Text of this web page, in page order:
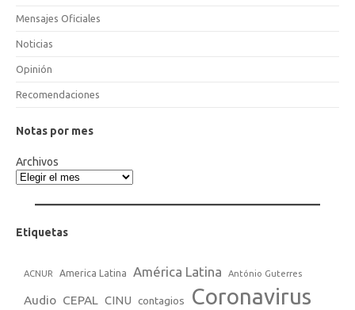
Mensajes Oficiales
Noticias
Opinión
Recomendaciones
Notas por mes
Archivos
Etiquetas
ACNUR America Latina América Latina António Guterres
Audio CEPAL CINU contagios Coronavirus